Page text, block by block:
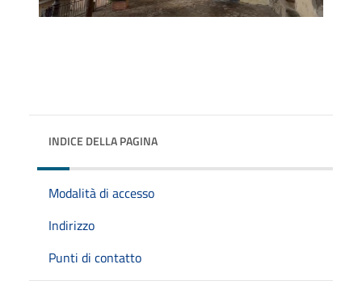
INDICE DELLA PAGINA
Modalità di accesso
Indirizzo
Punti di contatto